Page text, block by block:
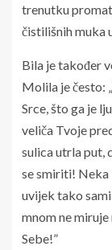
trenutku
čistilišnih muka
Bila je također
Molila je često:
Srce, što ga je
veliča Tvoje
sulica utrla put,
se smiriti! Neka
uvijek tako
mnom ne
Sebe!”